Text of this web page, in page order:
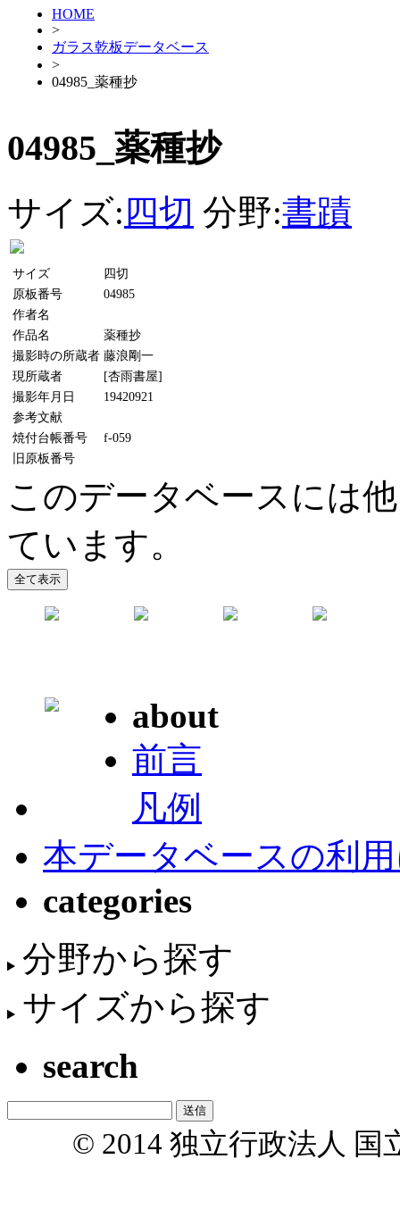
HOME
>
ガラス乾板データベース
>
04985_薬種抄
04985_薬種抄
サイズ: 四切 分野:書蹟
サイズ
四切
原板番号
04985
作者名
作品名
薬種抄
撮影時の所蔵者 藤浪剛一
現所蔵者
[杏雨書屋]
撮影年月日
19420921
参考文献
焼付台帳番号
f-059
旧原板番号
このデータベースには
ています。
about
前言
凡例
本データベースの利
categories
分野から探す
サイズから探す
search
© 2014 独立行政法人 国